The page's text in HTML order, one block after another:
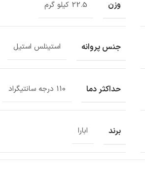
وزن 22.5 کیلو گرم
جنس پروانه استینلس استیل
حداکثر دما 110 درجه سانتیگراد
برند ابارا